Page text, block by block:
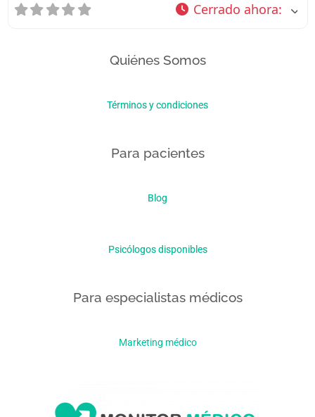
Cerrado ahora:
Quiénes Somos
Términos y condiciones
Para pacientes
Blog
Psicólogos disponibles
Para especialistas médicos
Marketing médico